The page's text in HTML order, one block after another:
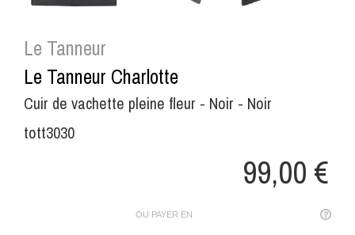
Le Tanneur
Le Tanneur Charlotte
Cuir de vachette pleine fleur - Noir - Noir
tott3030
99,00 €
OU PAYER EN